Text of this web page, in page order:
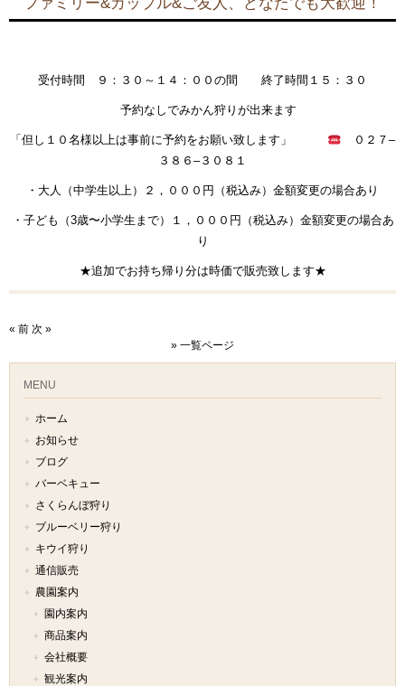
受付時間 ９：３０～１４：００の間 終了時間１５：３０
予約なしでみかん狩りが出来ます
「但し１０名様以上は事前に予約をお願い致します」 ０２７ –
３８６ –３０８１
・大人（中学生以上）２，０００円（税込み） 金額変更の場合あり
・子ども（3歳〜小学生まで）１，０００円（税込み） 金額変更の場合あ
り
★追加でお持ち帰り分は時価で販売致します★
« 前 次 »
» 一覧ページ
MENU
ホーム
お知らせ
ブログ
バーベキュー
さくらんぼ狩り
ブルーベリー狩り
キウイ狩り
通信販売
農園案内
園内案内
商品案内
会社概要
観光案内